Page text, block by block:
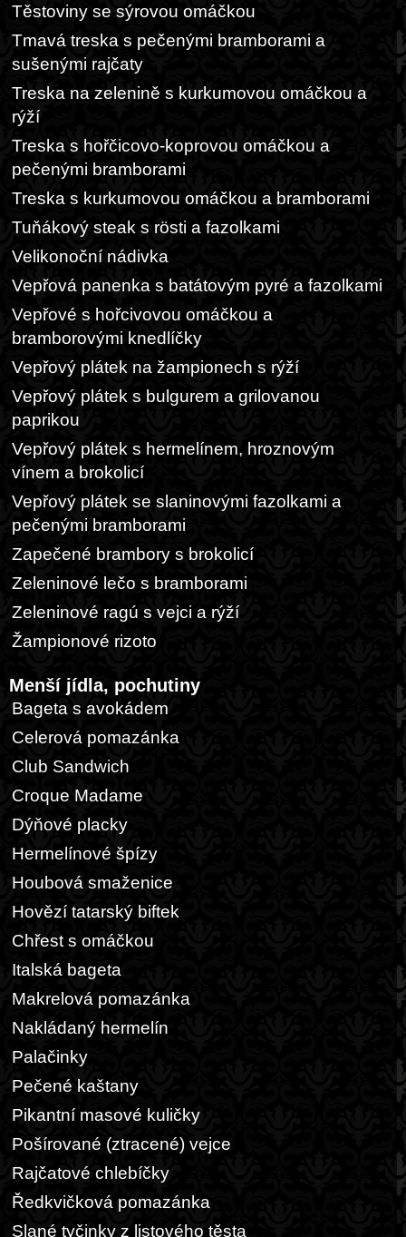
Těstoviny se sýrovou omáčkou
Tmavá treska s pečenými bramborami a
sušenými rajčaty
Treska na zelenině s kurkumovou omáčkou a
rýží
Treska s hořčicovo-koprovou omáčkou a
pečenými bramborami
Treska s kurkumovou omáčkou a bramborami
Tuňákový steak s rösti a fazolkami
Velikonoční nádivka
Vepřová panenka s batátovým pyré a fazolkami
Vepřové s hořcivovou omáčkou a
bramborovými knedlíčky
Vepřový plátek na žampionech s rýží
Vepřový plátek s bulgurem a grilovanou
paprikou
Vepřový plátek s hermelínem, hroznovým
vínem a brokolicí
Vepřový plátek se slaninovými fazolkami a
pečenými bramborami
Zapečené brambory s brokolicí
Zeleninové lečo s bramborami
Zeleninové ragú s vejci a rýží
Žampionové rizoto
Menší jídla, pochutiny
Bageta s avokádem
Celerová pomazánka
Club Sandwich
Croque Madame
Dýňové placky
Hermelínové špízy
Houbová smaženice
Hovězí tatarský biftek
Chřest s omáčkou
Italská bageta
Makrelová pomazánka
Nakládaný hermelín
Palačinky
Pečené kaštany
Pikantní masové kuličky
Pošírované (ztracené) vejce
Rajčatové chlebíčky
Ředkvičková pomazánka
Slané tyčinky z listového těsta